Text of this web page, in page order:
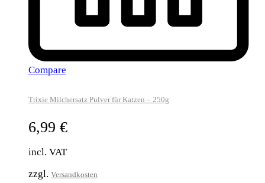
Compare
Trixie Milchersatz Pulver für Katzen – 250g
6,99 €
incl. VAT
zzgl. Versandkosten